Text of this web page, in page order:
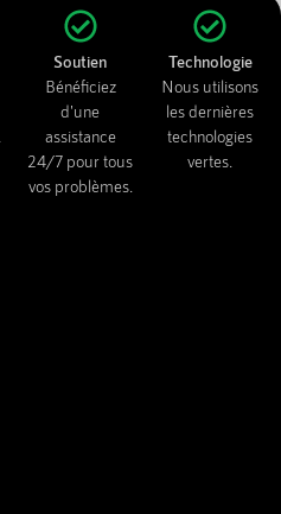
Soutien
Bénéficiez
d'une
assistance
24/7 pour tous
vos problèmes.
Technologie
Nous utilisons
les dernières
technologies
vertes.